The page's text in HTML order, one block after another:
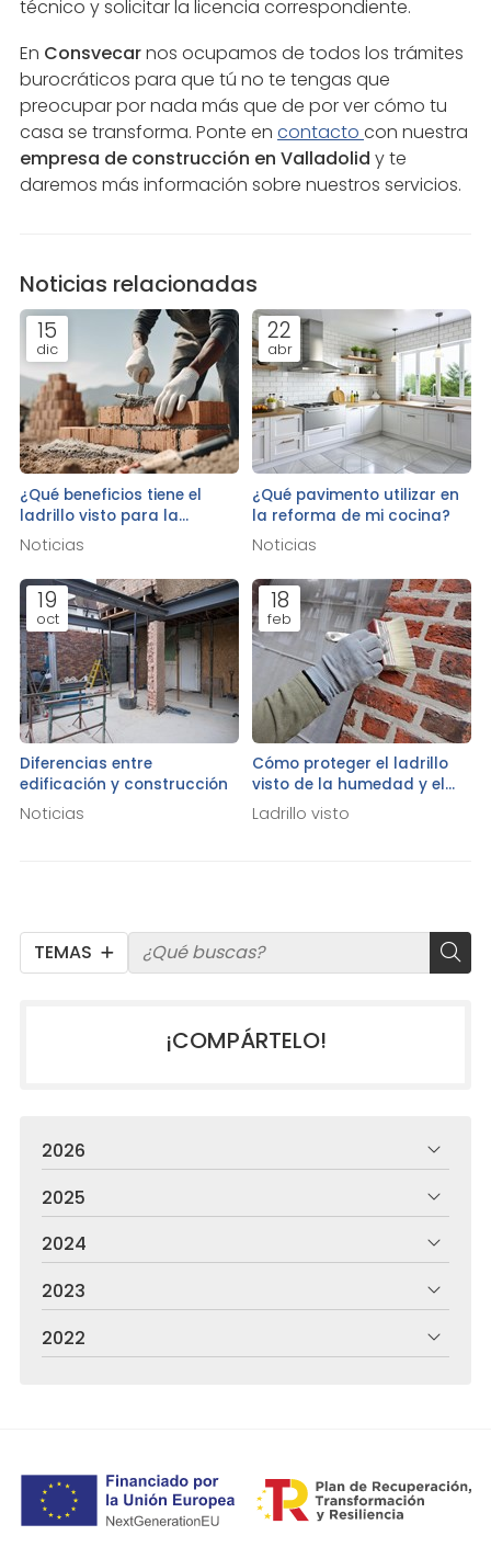
TEMAS
técnico y solicitar la licencia correspondiente.
En Consvecarnos ocupamos de todos los trámites
burocráticos para que tú no te tengas que
preocupar por nada más que de por ver cómo tu
casa se transforma. Ponte en contacto con nuestra
empresa de construcción en Valladolid y te
daremos más información sobre nuestros servicios.
Noticias relacionadas
15
dic
¿Qué beneficios tiene el
ladrillo visto para la
estética y el aislamiento de
tu vivienda?
Noticias
22
abr
¿Qué pavimento utilizar en
la reforma de mi cocina?
Noticias
19
oct
Diferencias entre
edificación y construcción
Noticias
18
feb
Cómo proteger el ladrillo
visto de la humedad y el
moho
Ladrillo visto
¡COMPÁRTELO!
2026
2025
2024
2023
2022